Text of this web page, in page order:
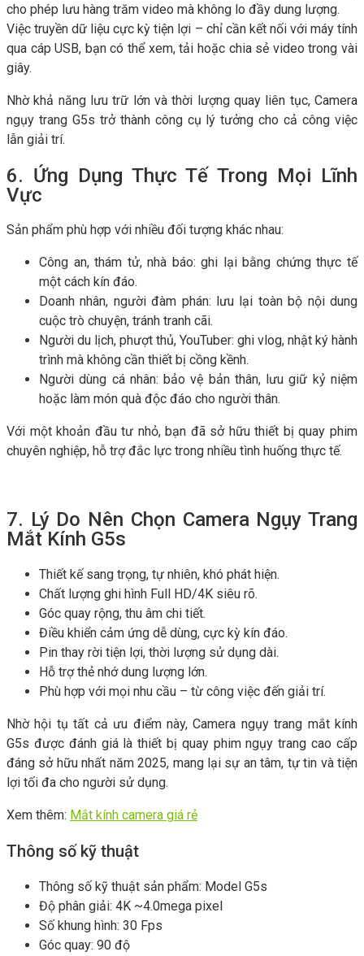
cho phép lưu hàng trăm video mà không lo đầy dung lượng.
Việc truyền dữ liệu cực kỳ tiện lợi – chỉ cần kết nối với máy tính
qua cáp USB, bạn có thể xem, tải hoặc chia sẻ video trong vài
giây.
Nhờ khả năng lưu trữ lớn và thời lượng quay liên tục, Camera
ngụy trang G5s trở thành công cụ lý tưởng cho cả công việc
lẫn giải trí.
6. Ứng Dụng Thực Tế Trong Mọi Lĩnh
Vực
Sản phẩm phù hợp với nhiều đối tượng khác nhau:
Công an, thám tử, nhà báo: ghi lại bằng chứng thực tế
một cách kín đáo.
Doanh nhân, người đàm phán: lưu lại toàn bộ nội dung
cuộc trò chuyện, tránh tranh cãi.
Người du lịch, phượt thủ, YouTuber: ghi vlog, nhật ký hành
trình mà không cần thiết bị cồng kềnh.
Người dùng cá nhân: bảo vệ bản thân, lưu giữ kỷ niệm
hoặc làm món quà độc đáo cho người thân.
Với một khoản đầu tư nhỏ, bạn đã sở hữu thiết bị quay phim
chuyên nghiệp, hỗ trợ đắc lực trong nhiều tình huống thực tế.
7. Lý Do Nên Chọn Camera Ngụy Trang
Mắt Kính G5s
Thiết kế sang trọng, tự nhiên, khó phát hiện.
Chất lượng ghi hình Full HD/4K siêu rõ.
Góc quay rộng, thu âm chi tiết.
Điều khiển cảm ứng dễ dùng, cực kỳ kín đáo.
Pin thay rời tiện lợi, thời lượng sử dụng dài.
Hỗ trợ thẻ nhớ dung lượng lớn.
Phù hợp với mọi nhu cầu – từ công việc đến giải trí.
Nhờ hội tụ tất cả ưu điểm này, Camera ngụy trang mắt kính
G5s được đánh giá là thiết bị quay phim ngụy trang cao cấp
đáng sở hữu nhất năm 2025, mang lại sự an tâm, tự tin và tiện
lợi tối đa cho người sử dụng.
Xem thêm: Mắt kính camera giá rẻ
Thông số kỹ thuật
Thông số kỹ thuật sản phẩm: Model G5s
Độ phân giải: 4K ~4.0mega pixel
Số khung hình: 30 Fps
Góc quay: 90 độ